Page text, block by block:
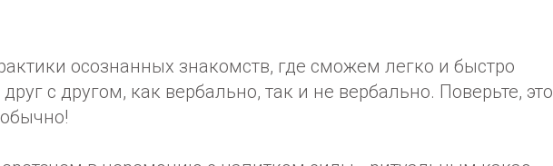
осознанных знакомств, где сможем легко и быстро
с другом, как вербально, так и не вербально. Поверьте, это